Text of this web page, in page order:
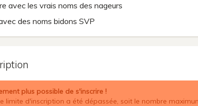
avec les vrais noms des nageurs
des noms bidons SVP
plus possible de s'inscrire !
limite d'inscription a été dépassée, soit le nombre